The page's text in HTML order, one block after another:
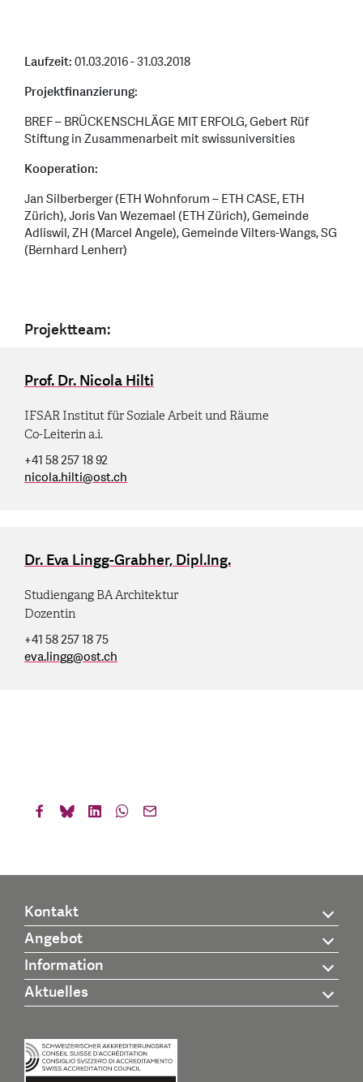
Laufzeit:01.03.2016 - 31.03.2018
Projektfinanzierung:
BREF – BRÜCKENSCHLÄGE MIT ERFOLG, Gebert Rüf
Stiftung in Zusammenarbeit mit swissuniversities
Kooperation:
Jan Silberberger (ETH Wohnforum – ETH CASE, ETH
Zürich), Joris Van Wezemael (ETH Zürich), Gemeinde
Adliswil, ZH (Marcel Angele), Gemeinde Vilters-Wangs, SG
(Bernhard Lenherr)
Projektteam:
Prof. Dr. Nicola Hilti
IFSAR Institut für Soziale Arbeit und Räume
Co-Leiterin a.i.
+41 58 257 18 92
nicola.hilti@ost.ch
Dr. Eva Lingg-Grabher, Dipl.Ing.
Studiengang BA Architektur
Dozentin
+41 58 257 18 75
eva.lingg@ost.ch
Kontakt
Angebot
Information
Aktuelles